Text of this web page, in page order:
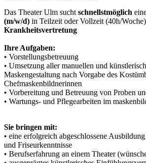
Das Theater Ulm sucht schnellstmöglich
(m/w/d) in Teilzeit oder Vollzeit (40h/
Krankheitsvertretung
Ihre Aufgaben:
• Vorstellungsbetreuung
• Umsetzung aller manuellen und
Maskengestaltung nach Vorgabe des
Chefmaskenbildnerinnen
• Vorbereitung und Betreuung von Proben
• Wartungs- und Pflegearbeiten im
Sie bringen mit:
• eine erfolgreich abgeschlossene
und Friseurkenntnisse
• Berufserfahrung an einem Theater